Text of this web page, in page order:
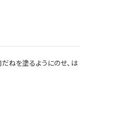
ねを塗るようにのせ、は